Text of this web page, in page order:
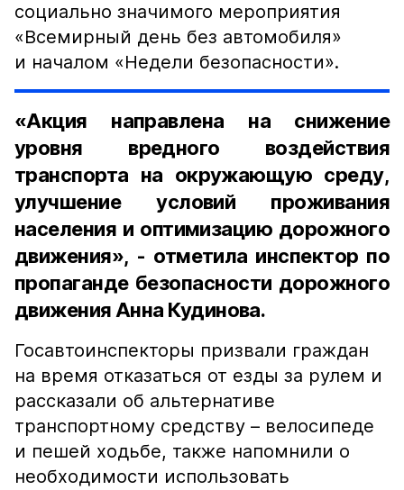
социально значимого мероприятия
«Всемирный день без автомобиля»
и началом «Недели безопасности».
«Акция направлена на снижение
уровня вредного воздействия
транспорта на окружающую среду,
улучшение условий проживания
населения и оптимизацию дорожного
движения», - отметила инспектор по
пропаганде безопасности дорожного
движения Анна Кудинова.
Госавтоинспекторы призвали граждан
на время отказаться от езды за рулем и
рассказали об альтернативе
транспортному средству – велосипеде
и пешей ходьбе, также напомнили о
необходимости использовать